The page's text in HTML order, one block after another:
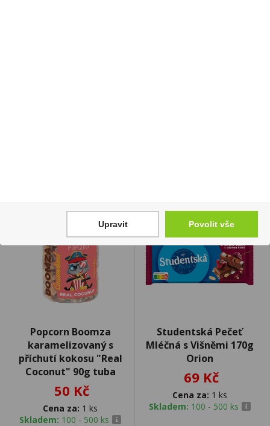
Popcorn Boomza
karamelizovaný s
příchutí kokosu "Real
Coconut" 90g tuba
50 Kč
Cena za: 1 ks
Skladem: 100 - 500 ks
Studentská Pečeť
Mléčná s Višněmi 170g
Orion
69 Kč
Cena za: 1 ks
Skladem: 100 - 500 ks
Upravit Povolit vše